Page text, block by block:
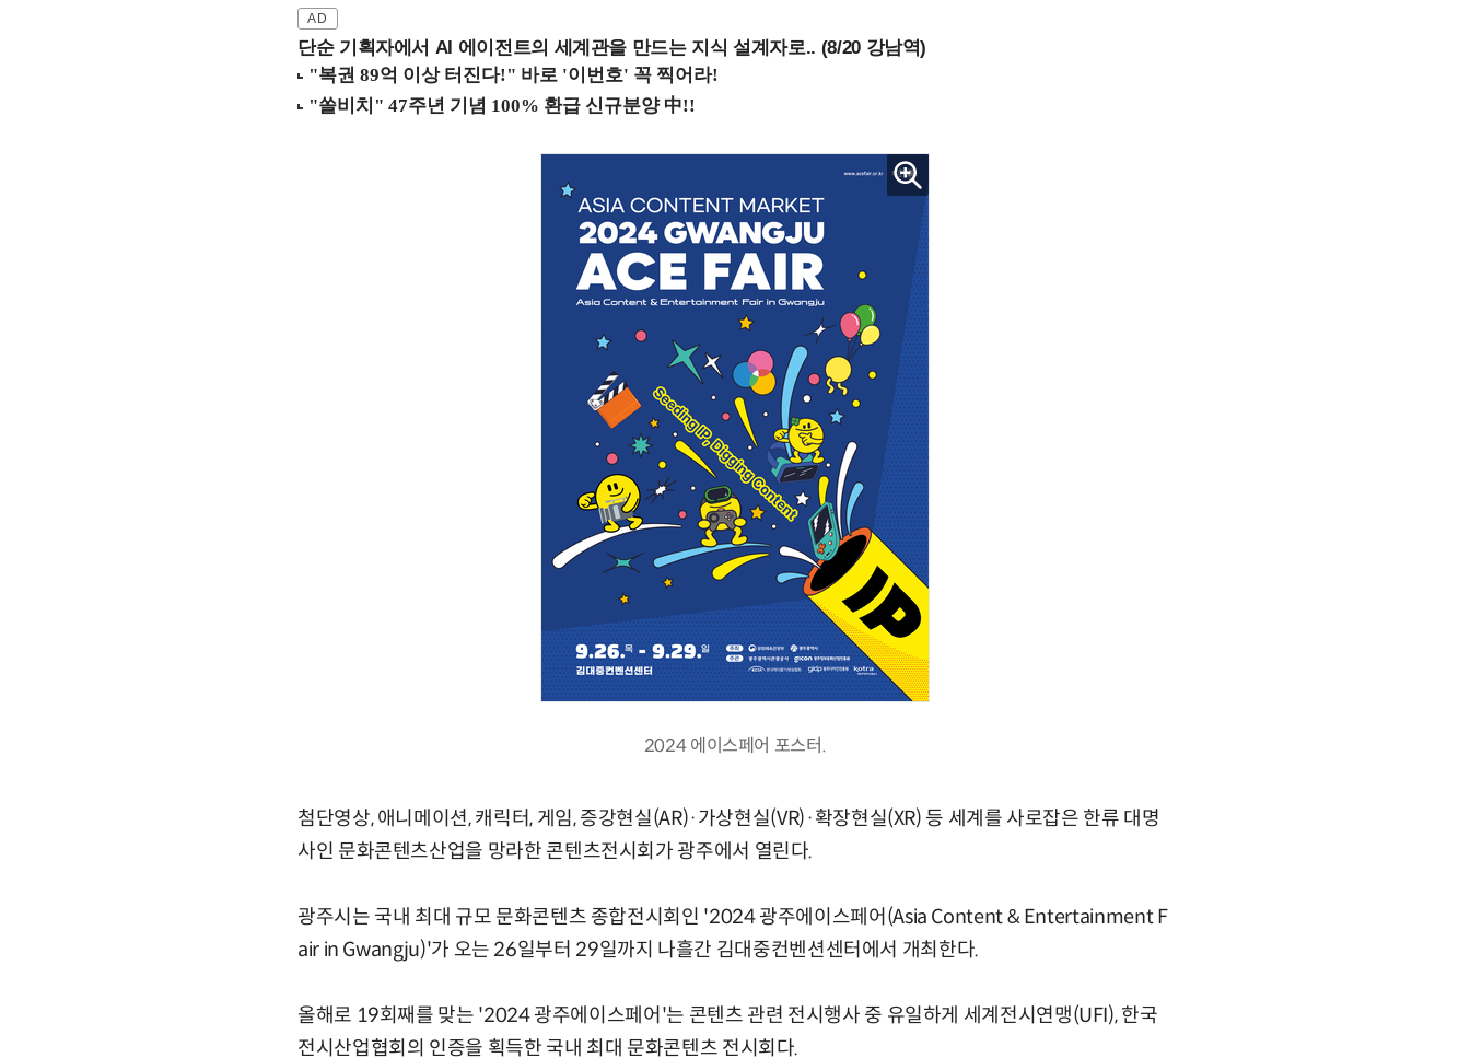
단순 기획자에서 AI 에이전트의 세계관을 만드는 지식 설계자로.. (8/20 강남역)
2024 에이스페어 포스터.
첨단영상, 애니메이션, 캐릭터, 게임, 증강현실(AR)·가상현실(VR)·확장현실(XR) 등 세계를 사로잡은 한류 대명
사인 문화콘텐츠산업을 망라한 콘텐츠전시회가 광주에서 열린다.
광주시는 국내 최대 규모 문화콘텐츠 종합전시회인 '2024 광주에이스페어(Asia Content & Entertainment F
air in Gwangju)'가 오는 26일부터 29일까지 나흘간 김대중컨벤션센터에서 개최한다.
올해로 19회째를 맞는 '2024 광주에이스페어'는 콘텐츠 관련 전시행사 중 유일하게 세계전시연맹(UFI), 한국
전시산업협회의 인증을 획득한 국내 최대 문화콘텐츠 전시회다.